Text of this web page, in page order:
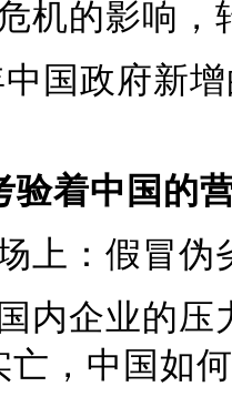
的影响，
国政府新增
验着中国的
：假冒伪
企业的压
亡，中国如